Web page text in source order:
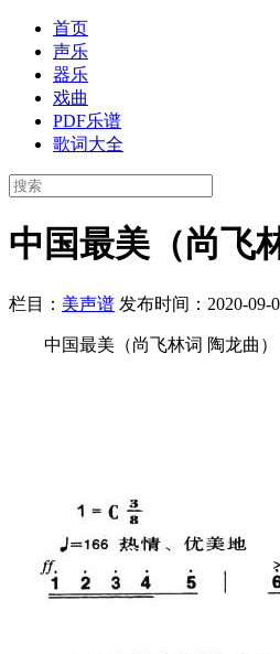
首页
声乐
器乐
戏曲
PDF乐谱
歌词大全
中国最美（尚飞
栏目： 美声谱 发布时间：2020-09-
中国最美（尚飞林词 陶龙曲）